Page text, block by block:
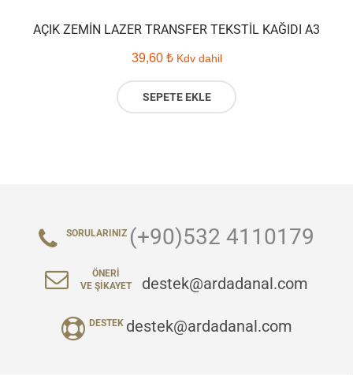
AÇIK ZEMIN LAZER TRANSFER TEKSTIL KAĞIDI A3
39,60 ₺ Kdv dahil
SEPETE EKLE
SORULARINIZ (+90)532 4110179
ÖNERI
VE ŞIKAYET
destek@ardadanal.com
DESTEK destek@ardadanal.com